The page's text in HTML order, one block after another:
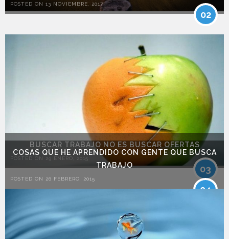
POSTED ON 13 NOVIEMBRE, 2017
02
BUSCAR TRABAJO NO ES BUSCAR OFERTAS
POSTED ON 29 ENERO, 2015
03
COSAS QUE HE APRENDIDO CON GENTE QUE BUSCA
TRABAJO
POSTED ON 26 FEBRERO, 2015
04